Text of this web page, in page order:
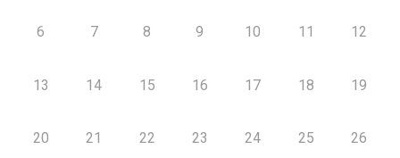
6 7 8 9 10 11 12
13 14 15 16 17 18 19
20 21 22 23 24 25 26